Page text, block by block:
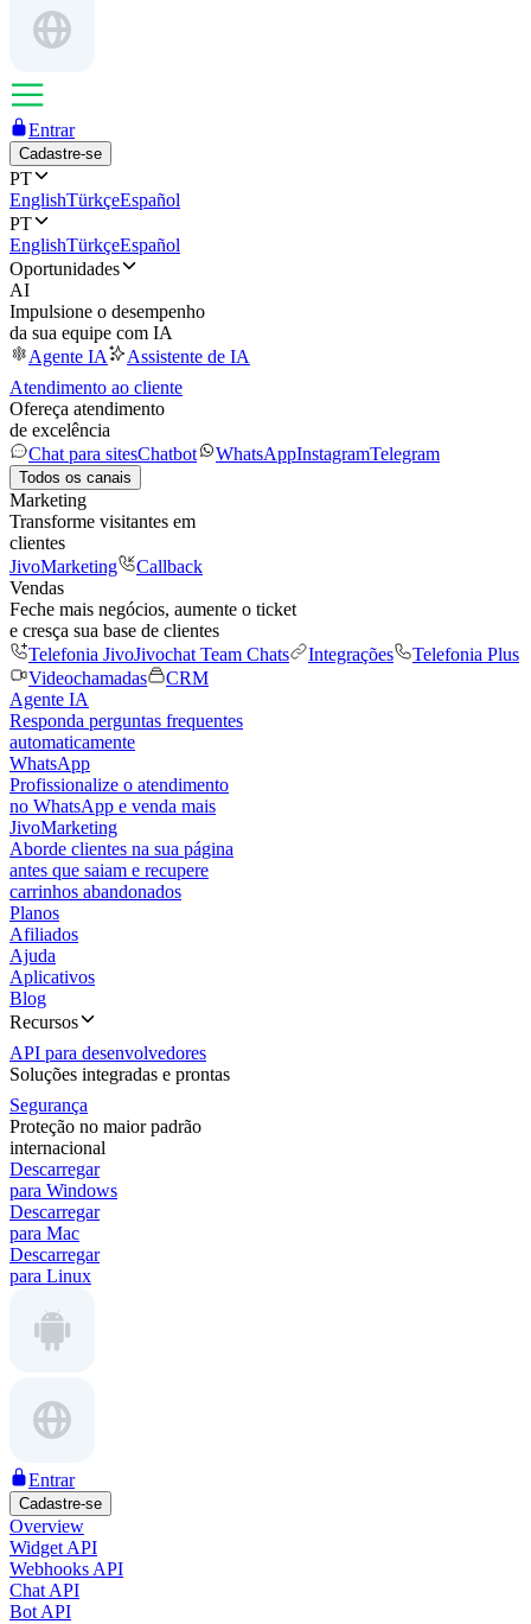
Entrar
Cadastre-se
PT
EnglishTürkçeEspañol
PT
EnglishTürkçeEspañol
Oportunidades
AI
Impulsione o desempenho
da sua equipe com IA
Agente IA
Assistente de IA
Atendimento ao cliente
Ofereça atendimento
de excelência
Chat para sitesChatbot WhatsAppInstagramTelegram
Todos os canais
Marketing
Transforme visitantes em
clientes
JivoMarketing
Callback
Vendas
Feche mais negócios, aumente o ticket
e cresça sua base de clientes
Telefonia JivoJivochat Team Chats Integrações
Telefonia Plus
Videochamadas
CRM
Agente IA
Responda perguntas frequentes
automaticamente
WhatsApp
Profissionalize o atendimento
no WhatsApp e venda mais
JivoMarketing
Aborde clientes na sua página
antes que saiam e recupere
carrinhos abandonados
Planos
Afiliados
Ajuda
Aplicativos
Blog
Recursos
API para desenvolvedores
Soluções integradas e prontas
Segurança
Proteção no maior padrão
internacional
Descarregar
para Windows
Descarregar
para Mac
Descarregar
para Linux
Entrar
Cadastre-se
Overview
Widget API
Webhooks API
Chat API
Bot API